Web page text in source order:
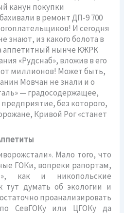
канун покупки
в ремонт ДП-9 700
И сегодня
знают, из какого болота в
аппетитный нынче КЖРК
«Рудснаб», вложив в его
миллионов! Может быть,
Мовчан не знали и о
— градосодержащее,
без которого,
Кривой Рог «станет
Мало того, что
ГОКи, вопреки рапортам,
как и никопольские
тут думать об экологии и
проанализировать
СевГОКу или ЦГОКу да